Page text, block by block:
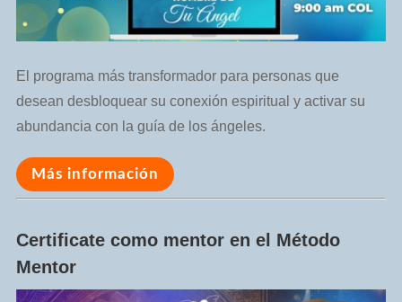
El programa más transformador para personas que
desean desbloquear su conexión espiritual y activar su
abundancia con la guía de los ángeles.
Más información
Certificate como mentor en el Método
Mentor